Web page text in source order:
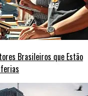
Brasileiros que Estão